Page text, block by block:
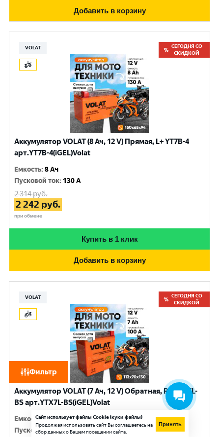
Фильтр
Добавить в корзину
VOLAT
СЕГОДНЯ СО
СКИДКОЙ
Аккумулятор VOLAT (8 Ач, 12 V) Прямая, L+ YT7B-4
арт.YT7B-4(iGEL)Volat
Емкость:8 Ач
Пусковой ток: 130 A
2 314руб.
2 242 руб.
при обмене
Купить в 1 клик
Добавить в корзину
VOLAT
СЕГОДНЯ СО
СКИДКОЙ
Аккумулятор VOLAT (7 Ач, 12 V) Обратная, R+ YTX7L-
BS арт.YTX7L-BS(iGEL)Volat
Емкость:7 Ач
Пусковой ток:100 A
Сайт использует файлы Cookie (куки-файлы)
Продолжая использовать сайт Вы соглашаетесь на
сбор данных о Вашем посещении сайта.
Принять